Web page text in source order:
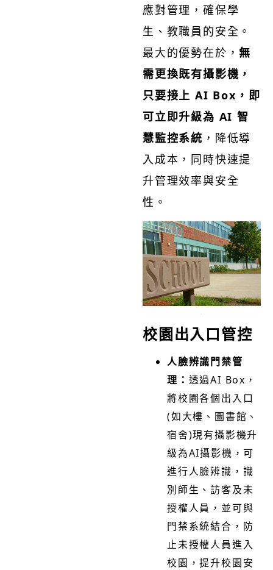
應對管理，確保學
生、教職員的安全。
最大的優勢在於，無
需更換既有攝影機，
只要接上 AI Box，即
可立即升級為 AI 智
慧監控系統 ，降低導
入成本，同時快速提
升管理效率與安全
性。
校園出入口管控
人臉辨識門禁管
理： 透過AI Box，
將校園各個出入口
(如大樓、圖書館、
宿舍)現有攝影機升
級為AI攝影機，可
進行人臉辨識，識
別師生、訪客及未
授權人員，並可與
門禁系統結合，防
止未授權人員進入
校園，提升校園安